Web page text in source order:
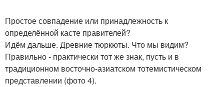
Простое совпадение или принадлежность к
определённой касте правителей?
Идём дальше. Древние тюркюты. Что мы видим?
Правильно - практически тот же знак, пусть и в
традиционном восточно-азиатском тотемистическом
представлении (фото 4).